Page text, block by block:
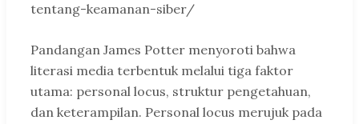
tentang-keamanan-siber/
Pandangan James Potter menyoroti bahwa
literasi media terbentuk melalui tiga faktor
utama: personal locus, struktur pengetahuan,
dan keterampilan. Personal locus merujuk pada